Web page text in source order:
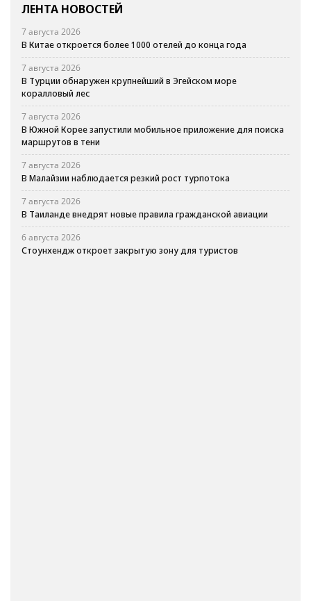
ЛЕНТА НОВОСТЕЙ
7 августа 2026
В Китае откроется более 1000 отелей до конца года
7 августа 2026
В Турции обнаружен крупнейший в Эгейском море
коралловый лес
7 августа 2026
В Южной Корее запустили мобильное приложение для поиска
маршрутов в тени
7 августа 2026
В Малайзии наблюдается резкий рост турпотока
7 августа 2026
В Таиланде внедрят новые правила гражданской авиации
6 августа 2026
Стоунхендж откроет закрытую зону для туристов